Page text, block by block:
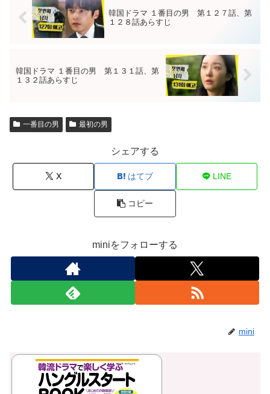
韓国ドラマ １番目の男 第１２７話、第
１２８話あらすじ
韓国ドラマ １番目の男 第１３１話、第
１３２話あらすじ
一番目の男 最初の男
シェアする
X はてブ LINE
コピー
miniをフォローする
mini